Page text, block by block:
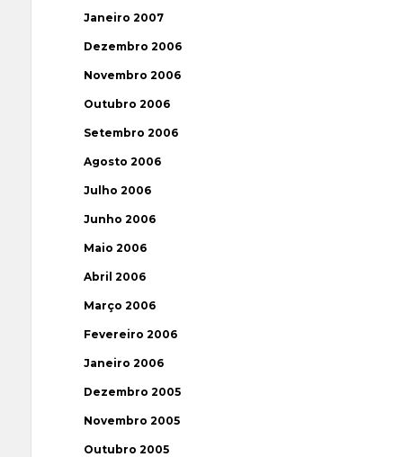
Janeiro 2007
Dezembro 2006
Novembro 2006
Outubro 2006
Setembro 2006
Agosto 2006
Julho 2006
Junho 2006
Maio 2006
Abril 2006
Março 2006
Fevereiro 2006
Janeiro 2006
Dezembro 2005
Novembro 2005
Outubro 2005